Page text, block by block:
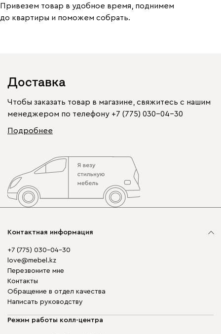
Привезем товар в удобное время, поднимем
до квартиры и поможем собрать.
Доставка
Чтобы заказать товар в магазине, свяжитесь с нашим
менеджером по телефону +7 (775) 030-04-30
Подробнее
Контактная информация
+7 (775) 030-04-30
love@mebel.kz
Перезвоните мне
Контакты
Обращение в отдел качества
Написать руководству
Режим работы колл-центра